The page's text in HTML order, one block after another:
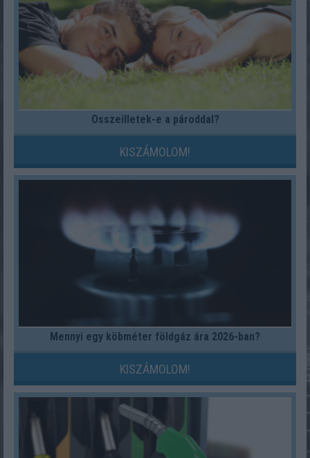
Összeilletek-e a pároddal?
KISZÁMOLOM!
Mennyi egy köbméter földgáz ára 2026-ban?
KISZÁMOLOM!